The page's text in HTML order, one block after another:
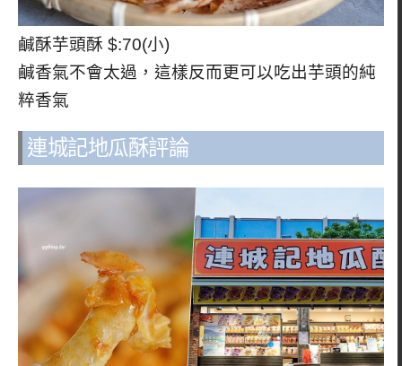
鹹酥芋頭酥 $:70(小)
鹹香氣不會太過，這樣反而更可以吃出芋頭的純
粹香氣
連城記地瓜酥評論